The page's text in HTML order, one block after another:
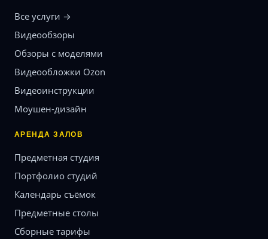
Все услуги →
Видеообзоры
Обзоры с моделями
Видеообложки Ozon
Видеоинструкции
Моушен-дизайн
АРЕНДА ЗАЛОВ
Предметная студия
Портфолио студий
Календарь съёмок
Предметные столы
Сборные тарифы